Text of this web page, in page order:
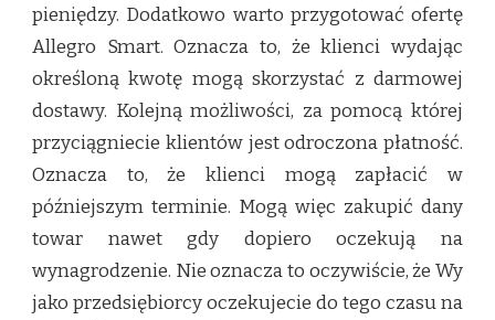
pieniędzy. Dodatkowo warto przygotować ofertę
Allegro Smart. Oznacza to, że klienci wydając
określoną kwotę mogą skorzystać z darmowej
dostawy. Kolejną możliwości, za pomocą której
przyciągniecie klientów jest odroczona płatność.
Oznacza to, że klienci mogą zapłacić w
późniejszym terminie. Mogą więc zakupić dany
towar nawet gdy dopiero oczekują na
wynagrodzenie. Nie oznacza to oczywiście, że Wy
jako przedsiębiorcy oczekujecie do tego czasu na